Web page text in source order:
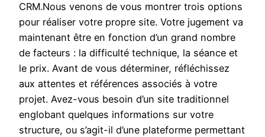
CRM.Nous venons de vous montrer trois options
pour réaliser votre propre site. Votre jugement va
maintenant être en fonction d’un grand nombre
de facteurs : la difficulté technique, la séance et
le prix. Avant de vous déterminer, réfléchissez
aux attentes et références associés à votre
projet. Avez-vous besoin d’un site traditionnel
englobant quelques informations sur votre
structure, ou s’agit-il d’une plateforme permettant